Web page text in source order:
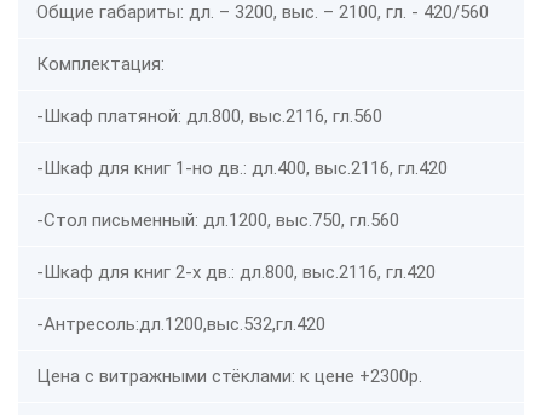
Общие габариты: дл. – 3200, выс. – 2100, гл. - 420/560
Комплектация:
-Шкаф платяной: дл.800, выс.2116, гл.560
-Шкаф для книг 1-но дв.: дл.400, выс.2116, гл.420
-Стол письменный: дл.1200, выс.750, гл.560
-Шкаф для книг 2-х дв.: дл.800, выс.2116, гл.420
-Антресоль:дл.1200,выс.532,гл.420
Цена с витражными стёклами: к цене +2300р.